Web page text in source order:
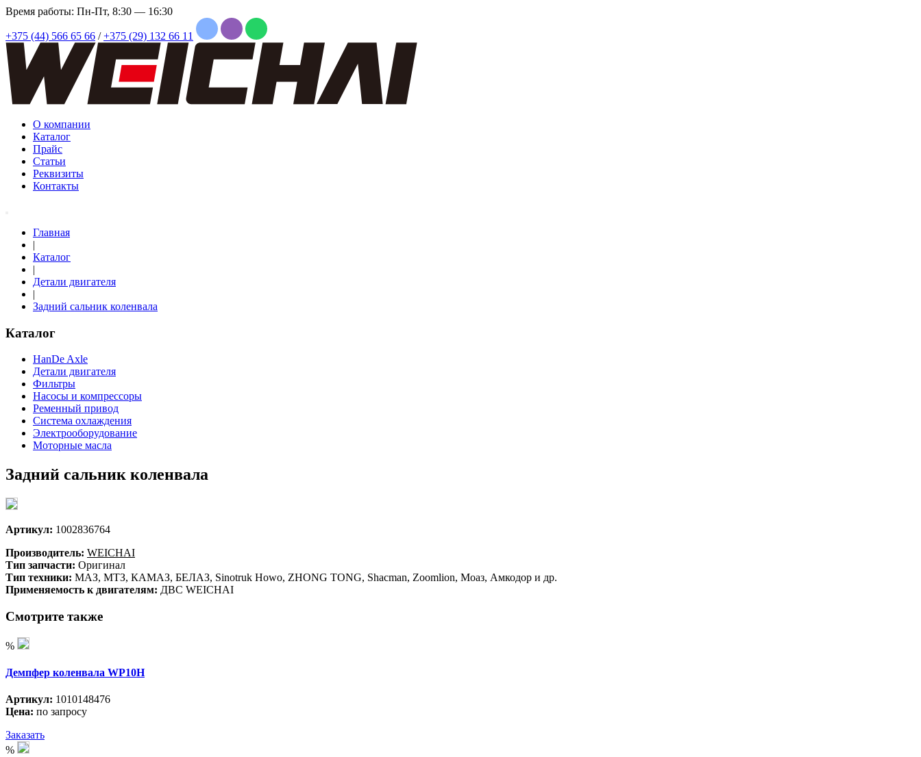
Время работы: Пн-Пт, 8:30 — 16:30
+375 (44) 566 65 66 / +375 (29) 132 66 11
О компании
Каталог
Прайс
Статьи
Реквизиты
Контакты
Главная
|
Каталог
|
Детали двигателя
|
Задний сальник коленвала
Каталог
HanDe Axle
Детали двигателя
Фильтры
Насосы и компрессоры
Ременный привод
Система охлаждения
Электрооборудование
Моторные масла
Задний сальник коленвала
Артикул: 1002836764
Производитель: WEICHAI
Тип запчасти: Оригинал
Тип техники: МАЗ, МТЗ, КАМАЗ, БЕЛАЗ, Sinotruk Howo, ZHONG TONG, Shacman, Zoomlion, Моаз, Амкодор и др.
Применяемость к двигателям: ДВС WEICHAI
Смотрите также
%
Демпфер коленвала WP10H
Артикул: 1010148476
Цена: по запросу
Заказать
%